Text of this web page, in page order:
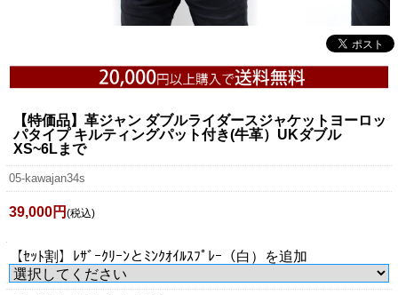
【特価品】革ジャン ダブルライダースジャケットヨーロッ
パタイプ キルティングパット付き(牛革）UKダブル
XS~6Lまで
05-kawajan34s
39,000円 (税込)
【ｾｯﾄ割】ﾚｻﾞｰｸﾘｰﾝとﾐﾝｸｵｲﾙｽﾌﾟﾚｰ（白）を追加